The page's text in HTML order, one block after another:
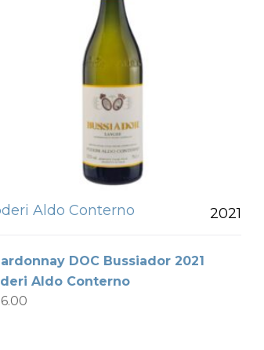
Aldo Conterno 2021
DOC Bussiador 2021
Aldo Conterno